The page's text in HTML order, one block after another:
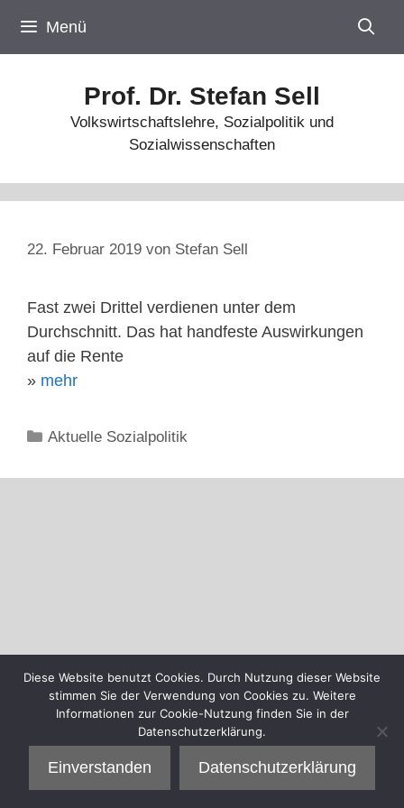
Inhalt
springen
Menü
Prof. Dr. Stefan Sell
Volkswirtschaftslehre, Sozialpolitik und
Sozialwissenschaften
22. Februar 2019 von Stefan Sell
Fast zwei Drittel verdienen unter dem
Durchschnitt. Das hat handfeste Auswirkungen
auf die Rente
» mehr
Kategorien
Aktuelle Sozialpolitik
Diese Website benutzt Cookies. Durch Nutzung dieser Website
stimmen Sie der Verwendung von Cookies zu. Weitere
Informationen zur Cookie-Nutzung finden Sie in der
Datenschutzerklärung.
Einverstanden Datenschutzerklärung